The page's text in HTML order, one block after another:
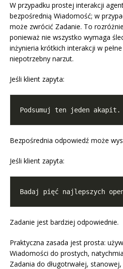
W przypadku prostej interakcji
bezpośrednią Wiadomość; w
może zwrócić Zadanie. To
ponieważ nie wszystko wymaga
inżynieria krótkich interakcji w
niepotrzebny narzut.
Jeśli klient zapyta:
Bezpośrednia odpowiedź może
Jeśli klient zapyta:
Zadanie jest bardziej odpowiednie.
Praktyczna zasada jest prosta:
Wiadomości do prostych,
Zadania do długotrwałej,